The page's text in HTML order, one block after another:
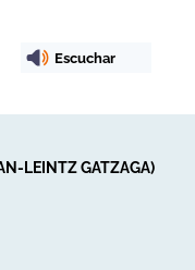
Escuchar
LEINTZ GATZAGA)